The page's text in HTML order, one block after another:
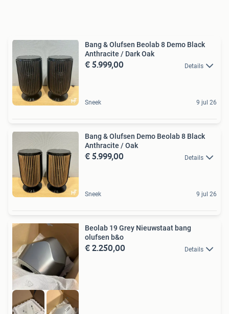
Bang & Olufsen Beolab 8 Demo Black
Anthracite / Dark Oak
€ 5.999,00 Details
Sneek 9 jul 26
Bang & Olufsen Demo Beolab 8 Black
Anthracite / Oak
€ 5.999,00 Details
Sneek 9 jul 26
Beolab 19 Grey Nieuwstaat bang
olufsen b&o
€ 2.250,00 Details